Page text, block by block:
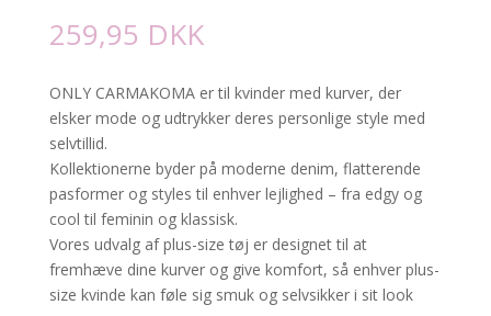
259,95 DKK
ONLY CARMAKOMA er til kvinder med kurver, der
elsker mode og udtrykker deres personlige style med
selvtillid.
Kollektionerne byder på moderne denim, flatterende
pasformer og styles til enhver lejlighed – fra edgy og
cool til feminin og klassisk.
Vores udvalg af plus-size tøj er designet til at
fremhæve dine kurver og give komfort, så enhver plus-
size kvinde kan føle sig smuk og selvsikker i sit look